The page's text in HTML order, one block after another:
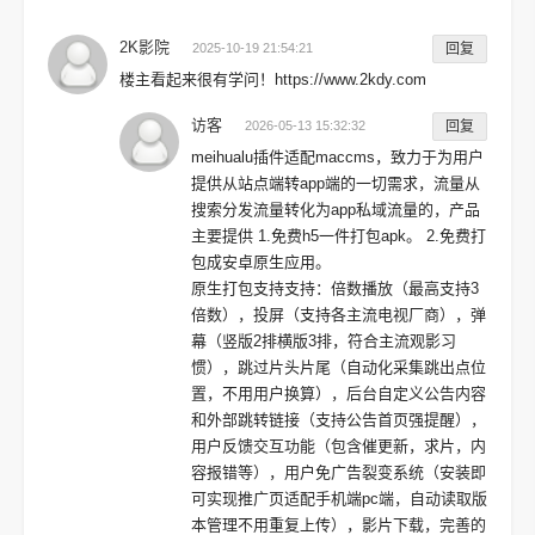
2K影院 2025-10-19 21:54:21 回复
楼主看起来很有学问！https://www.2kdy.com
访客 2026-05-13 15:32:32 回复
meihualu插件适配maccms，致力于为用户
提供从站点端转app端的一切需求，流量从
搜索分发流量转化为app私域流量的，产品
主要提供 1.免费h5一件打包apk。 2.免费打
包成安卓原生应用。
原生打包支持支持：倍数播放（最高支持3
倍数），投屏（支持各主流电视厂商），弹
幕（竖版2排横版3排，符合主流观影习
惯），跳过片头片尾（自动化采集跳出点位
置，不用用户换算），后台自定义公告内容
和外部跳转链接（支持公告首页强提醒），
用户反馈交互功能（包含催更新，求片，内
容报错等），用户免广告裂变系统（安装即
可实现推广页适配手机端pc端，自动读取版
本管理不用重复上传），影片下载，完善的